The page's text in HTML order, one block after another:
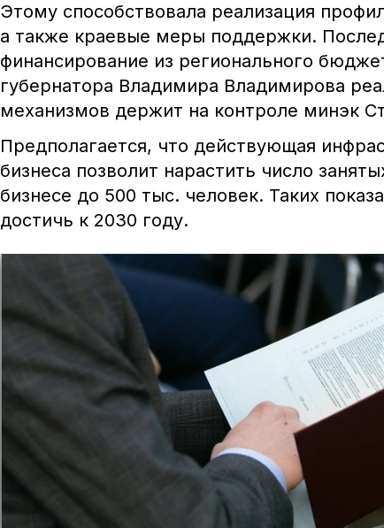
Этому способствовала реализация
а также краевые меры поддержки.
финансирование из регионального
губернатора Владимира Владимирова
механизмов держит на контроле минэк
Предполагается, что действующая
бизнеса позволит нарастить число
бизнесе до 500 тыс. человек. Таких
достичь к 2030 году.